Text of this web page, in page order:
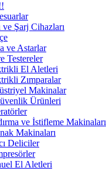
Şarj Cihazları
ve Astarlar
Testereler
El Aletleri
Zımparalar
Makinalar
Ürünleri
ve İstifleme Makinaları
Makinaları
Deliciler
El Aletleri